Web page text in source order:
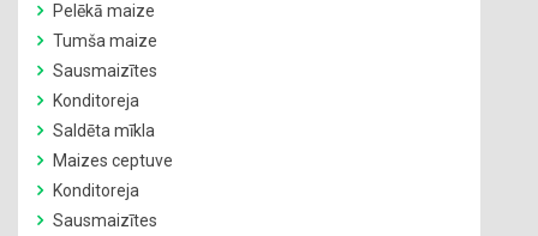
Pelēkā maize
Tumša maize
Sausmaizītes
Konditoreja
Saldēta mīkla
Maizes ceptuve
Konditoreja
Sausmaizītes